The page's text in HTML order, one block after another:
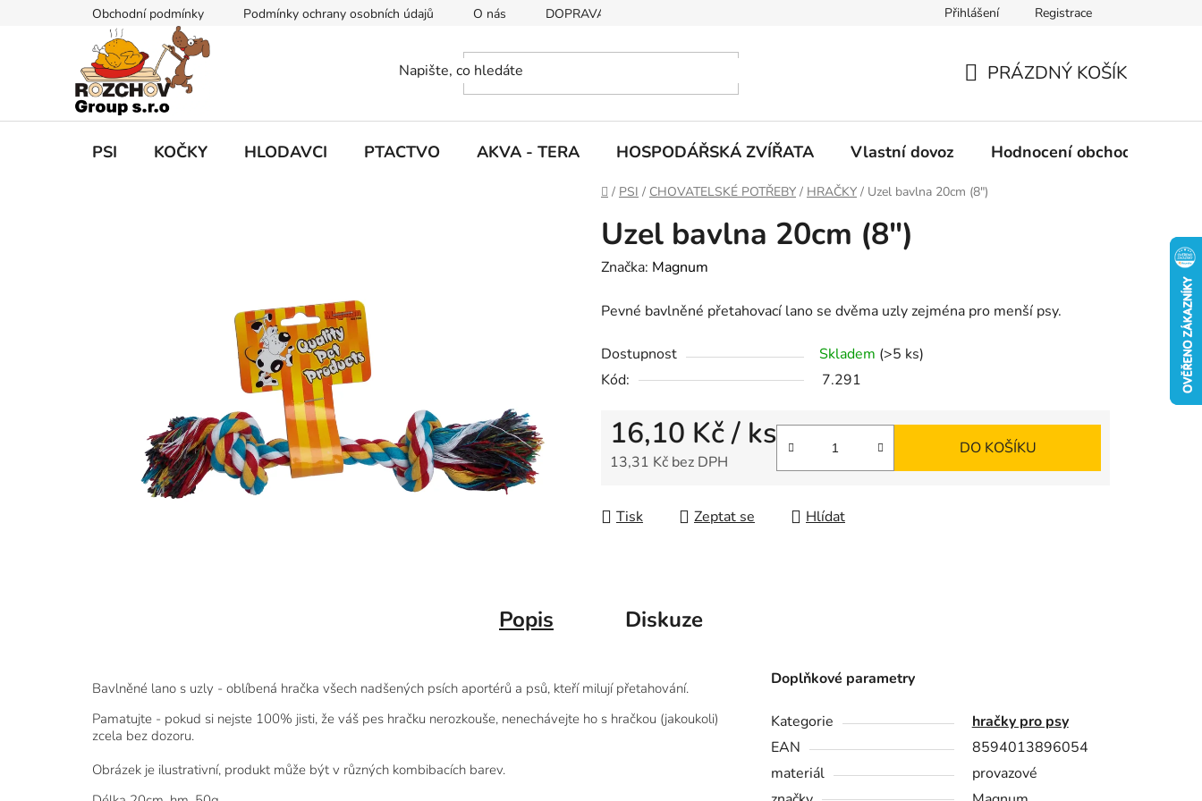
n
Obchodní podmínky Podmínky ochrany osobních údajů O nás DOPRAVA A PLATBY Přihlášení Registrace
K
N
O
PRÁZDNÝ KOŠÍK
PSI KOČKY HLODAVCI PTACTVO AKVA - TERA HOSPODÁŘSKÁ ZVÍŘATA Vlastní dovoz Hodnocení obchodu
D
m
ů
/ PSI / CHOVATELSKÉ POTŘEBY / HRAČKY / Uzel bavlna 20cm (8")
Uzel bavlna 20cm (8")
Značka: Magnum
Pevné bavlněné přetahovací lano se dvěma uzly zejména pro menší psy.
Dostupnost Skladem (>5 ks)
Kód:
7.291
16,10 Kč/ ks
13,31 Kč bez DPH
DO KOŠÍKU
Tisk Zeptat se Hlídat
Popis Diskuze
Bavlněné lano s uzly - oblíbená hračka všech nadšených psích aportérů a psů, kteří milují přetahování.
Pamatujte - pokud si nejste 100% jisti, že váš pes hračku nerozkouše, nenechávejte ho s hračkou (jakoukoli)
zcela bez dozoru.
Obrázek je ilustrativní, produkt může být v různých kombibacích barev.
Doplňkové parametry
Kategorie
hračky pro psy
EAN
8594013896054
materiál
provazové